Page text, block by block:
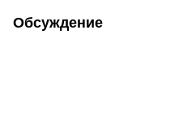
Обсуждение